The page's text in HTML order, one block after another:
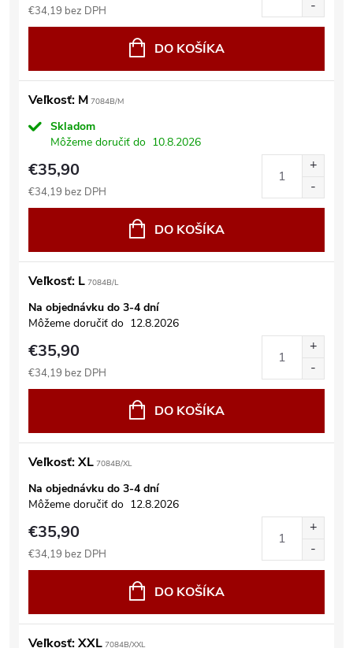
€34,19 bez DPH
DO KOŠÍKA
Veľkosť: M 7084B/M
Skladom
Môžeme doručiť do 10.8.2026
€35,90
€34,19 bez DPH
DO KOŠÍKA
Veľkosť: L 7084B/L
Na objednávku do 3-4 dní
Môžeme doručiť do 12.8.2026
€35,90
€34,19 bez DPH
DO KOŠÍKA
Veľkosť: XL 7084B/XL
Na objednávku do 3-4 dní
Môžeme doručiť do 12.8.2026
€35,90
€34,19 bez DPH
DO KOŠÍKA
Veľkosť: XXL 7084B/XXL